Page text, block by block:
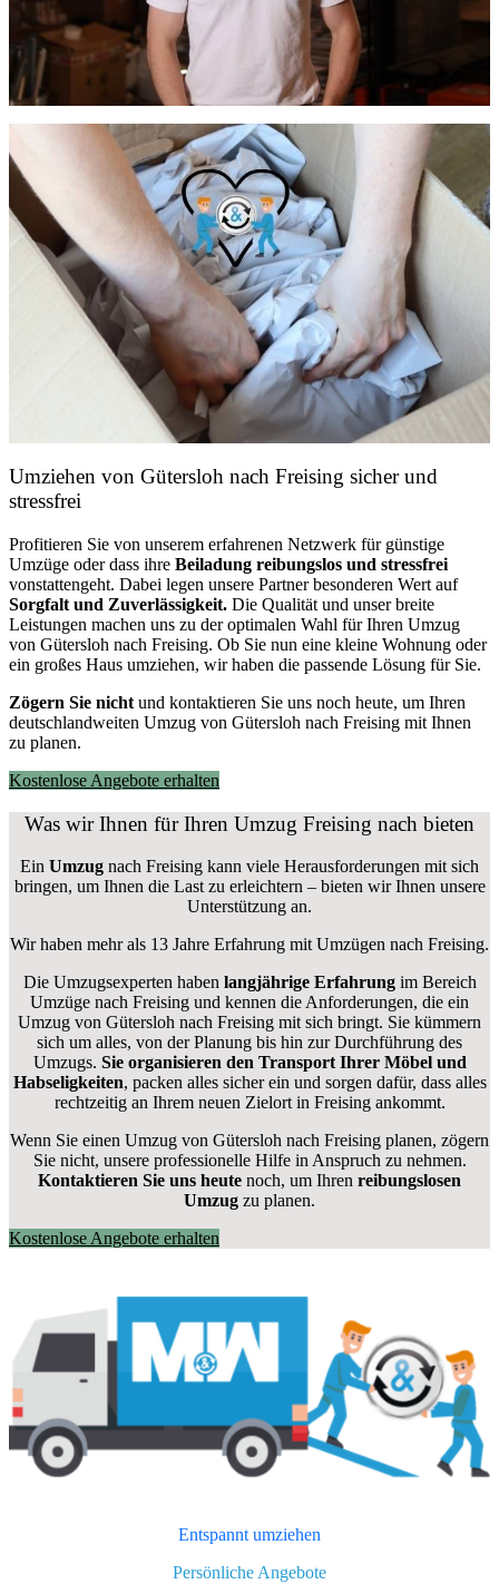
Umziehen von Gütersloh nach Freising sicher und
stressfrei
Profitieren Sie von unserem erfahrenen Netzwerk für günstige
Umzüge oder dass ihre Beiladung reibungslos und stressfrei
vonstattengeht. Dabei legen unsere Partner besonderen Wert auf
Sorgfalt und Zuverlässigkeit. Die Qualität und unser breite
Leistungen machen uns zu der optimalen Wahl für Ihren Umzug
von Gütersloh nach Freising. Ob Sie nun eine kleine Wohnung oder
ein großes Haus umziehen, wir haben die passende Lösung für Sie.
Zögern Sie nicht und kontaktieren Sie uns noch heute, um Ihren
deutschlandweiten Umzug von Gütersloh nach Freising mit Ihnen
zu planen.
Kostenlose Angebote erhalten
Was wir Ihnen für Ihren Umzug Freising nach bieten
Ein Umzug nach Freising kann viele Herausforderungen mit sich
bringen, um Ihnen die Last zu erleichtern – bieten wir Ihnen unsere
Unterstützung an.
Wir haben mehr als 13 Jahre Erfahrung mit Umzügen nach Freising.
Die Umzugsexperten haben langjährige Erfahrungim Bereich
Umzüge nach Freising und kennen die Anforderungen, die ein
Umzug von Gütersloh nach Freising mit sich bringt. Sie kümmern
sich um alles, von der Planung bis hin zur Durchführung des
Umzugs. Sie organisieren den Transport Ihrer Möbel und
Habseligkeiten, packen alles sicher ein und sorgen dafür, dass alles
rechtzeitig an Ihrem neuen Zielort in Freising ankommt.
Wenn Sie einen Umzug von Gütersloh nach Freising planen, zögern
Sie nicht, unsere professionelle Hilfe in Anspruch zu nehmen.
Kontaktieren Sie uns heute noch, um Ihren reibungslosen
Umzug zu planen.
Kostenlose Angebote erhalten
Entspannt umziehen
Persönliche Angebote